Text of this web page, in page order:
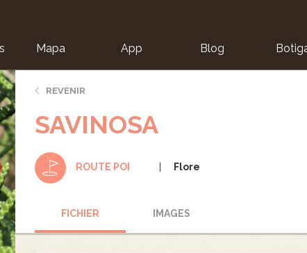
Mapa App Blog
REVENIR
SAVINOSA
ROUTE POI Flore
FICHIER IMAGES